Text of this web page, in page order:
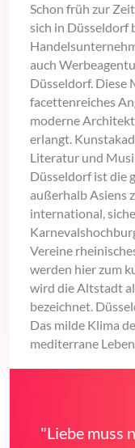
Schon früh zur
sich in Düsseldorf
auch
Düsseldorf. Diese
facettenreiches
moderne
erlangt.
Literatur und
Düsseldorf ist die
außerhalb Asiens
international,
Vereine
werden hier zum
wird die Altstadt
bezeichnet.
Das milde Klima
mediterrane
"Liebe muss